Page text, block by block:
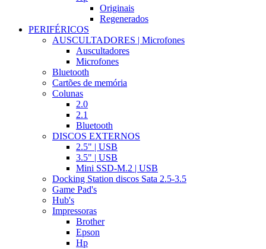
Originais
Regenerados
PERIFÉRICOS
AUSCULTADORES | Microfones
Auscultadores
Microfones
Bluetooth
Cartões de memória
Colunas
2.0
2.1
Bluetooth
DISCOS EXTERNOS
2.5" | USB
3.5" | USB
Mini SSD-M.2 | USB
Docking Station discos Sata 2.5-3.5
Game Pad's
Hub's
Impressoras
Brother
Epson
Hp